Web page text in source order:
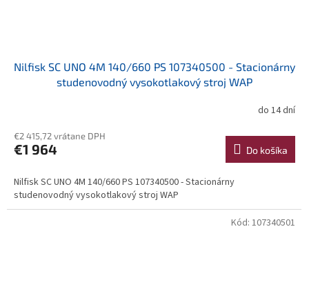
Nilfisk SC UNO 4M 140/660 PS 107340500 - Stacionárny
studenovodný vysokotlakový stroj WAP
do 14 dní
€2 415,72 vrátane DPH
€1 964 Do košíka
Nilfisk SC UNO 4M 140/660 PS 107340500 - Stacionárny
studenovodný vysokotlakový stroj WAP
Kód: 107340501